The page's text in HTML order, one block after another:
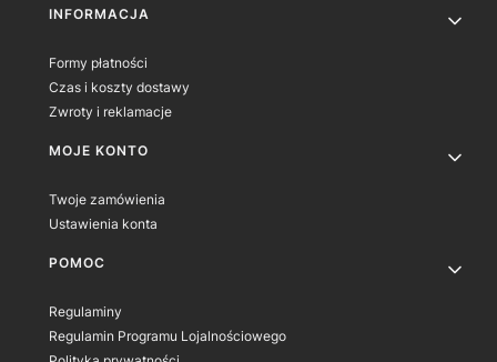
INFORMACJA
Formy płatności
Czas i koszty dostawy
Zwroty i reklamacje
MOJE KONTO
Twoje zamówienia
Ustawienia konta
POMOC
Regulaminy
Regulamin Programu Lojalnościowego